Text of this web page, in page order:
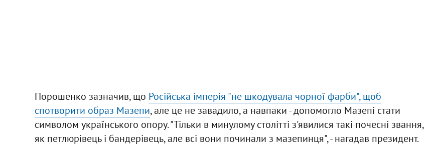
Порошенко зазначив, що Російська імперія "не шкодувала чорної фарби", щоб
спотворити образ Мазепи, але це не завадило, а навпаки - допомогло Мазепі стати
символом українського опору. "Тільки в минулому столітті з'явилися такі почесні звання,
як петлюрівець і бандерівець, але всі вони починали з мазепинця", - нагадав президент.